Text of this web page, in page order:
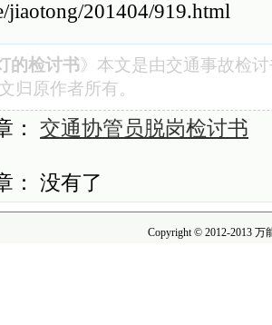
jiaotong/201404/919.html
的检讨书》本文是由交通事故检
归原作者所有。
： 交通协管员脱岗检讨书
： 没有了
Copyright © 2012-2013 万